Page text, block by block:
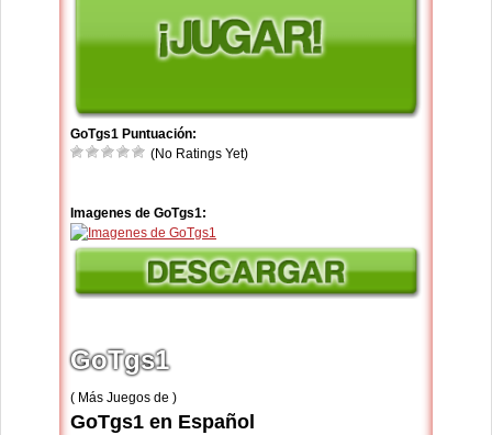
GoTgs1 Puntuación:
(No Ratings Yet)
Imagenes de GoTgs1:
GoTgs1
( Más Juegos de )
GoTgs1 en Español